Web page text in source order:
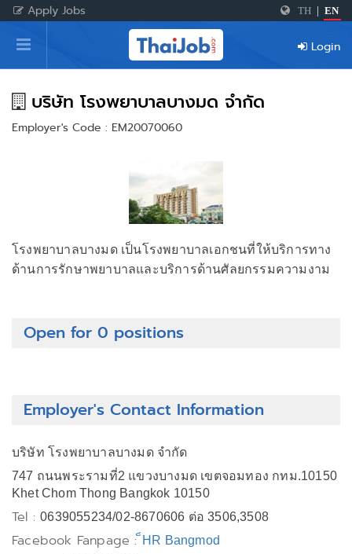
Apply Jobs TH EN
Home
Login
Register
Login
บริษัท โรงพยาบาลบางมด จำกัด
Employer's Code : EM20070060
โรงพยาบาลบางมด เป็นโรงพยาบาลเอกชนที่ให้บริการทาง
ด้านการรักษาพยาบาลและบริการด้านศัลยกรรมความงาม
Open for 0 positions
Employer's Contact Information
บริษัท โรงพยาบาลบางมด จำกัด
747 ถนนพระรามที่2 แขวงบางมด เขตจอมทอง กทม.10150
Khet Chom Thong Bangkok 10150
Tel :0639055234/02-8670606 ต่อ 3506,3508
Facebook Fanpage : ็HR Bangmod